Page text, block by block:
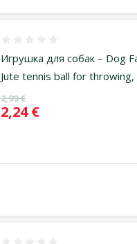
Игрушка для собак – Dog
Jute tennis ball for throwing,
Исходная цена
2,99 €
Цена
2,24 €